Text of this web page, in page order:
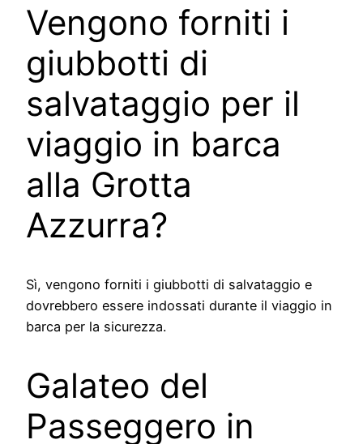
Vengono forniti i
giubbotti di
salvataggio per il
viaggio in barca
alla Grotta
Azzurra?
Sì, vengono forniti i giubbotti di salvataggio e
dovrebbero essere indossati durante il viaggio in
barca per la sicurezza.
Galateo del
Passeggero in